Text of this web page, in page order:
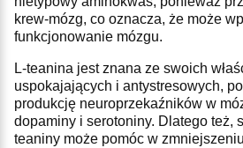
krew-mózg, co oznacza, że może
funkcjonowanie mózgu.
L-teanina jest znana ze swoich
uspokajających i antystresowych,
produkcję neuroprzekaźników w
dopaminy i serotoniny. Dlatego też,
teaniny może pomóc w